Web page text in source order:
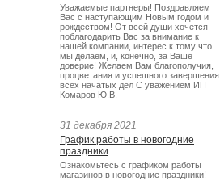
Уважаемые партнеры! Поздравляем
Вас с наступающим Новым годом и
рождеством! От всей души хочется
поблагодарить Вас за внимание к
нашей компании, интерес к тому что
мы делаем, и, конечно, за Ваше
доверие! Желаем Вам благополучия,
процветания и успешного завершения
всех начатых дел С уважением ИП
Комаров Ю.В.
31 декабря 2021
График работы в новогодние
праздники
Ознакомьтесь с графиком работы
магазинов в новогодние праздники!